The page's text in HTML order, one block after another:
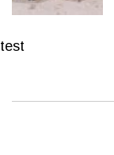
test